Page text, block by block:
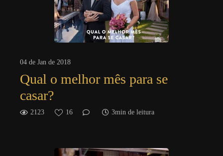
04 de Jan de 2018
Qual o melhor mês para se
casar?
2123 16 3min de leitura